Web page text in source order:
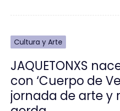
Cultura y Arte
JAQUETONXS
con ‘Cuerpo de
jornada de arte y